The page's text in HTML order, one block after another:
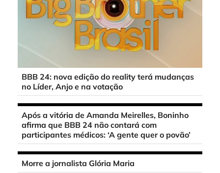
BBB 24: nova edição do reality terá mudanças
no Líder, Anjo e na votação
Após a vitória de Amanda Meirelles, Boninho
afirma que BBB 24 não contará com
participantes médicos: ‘A gente quer o povão’
Morre a jornalista Glória Maria